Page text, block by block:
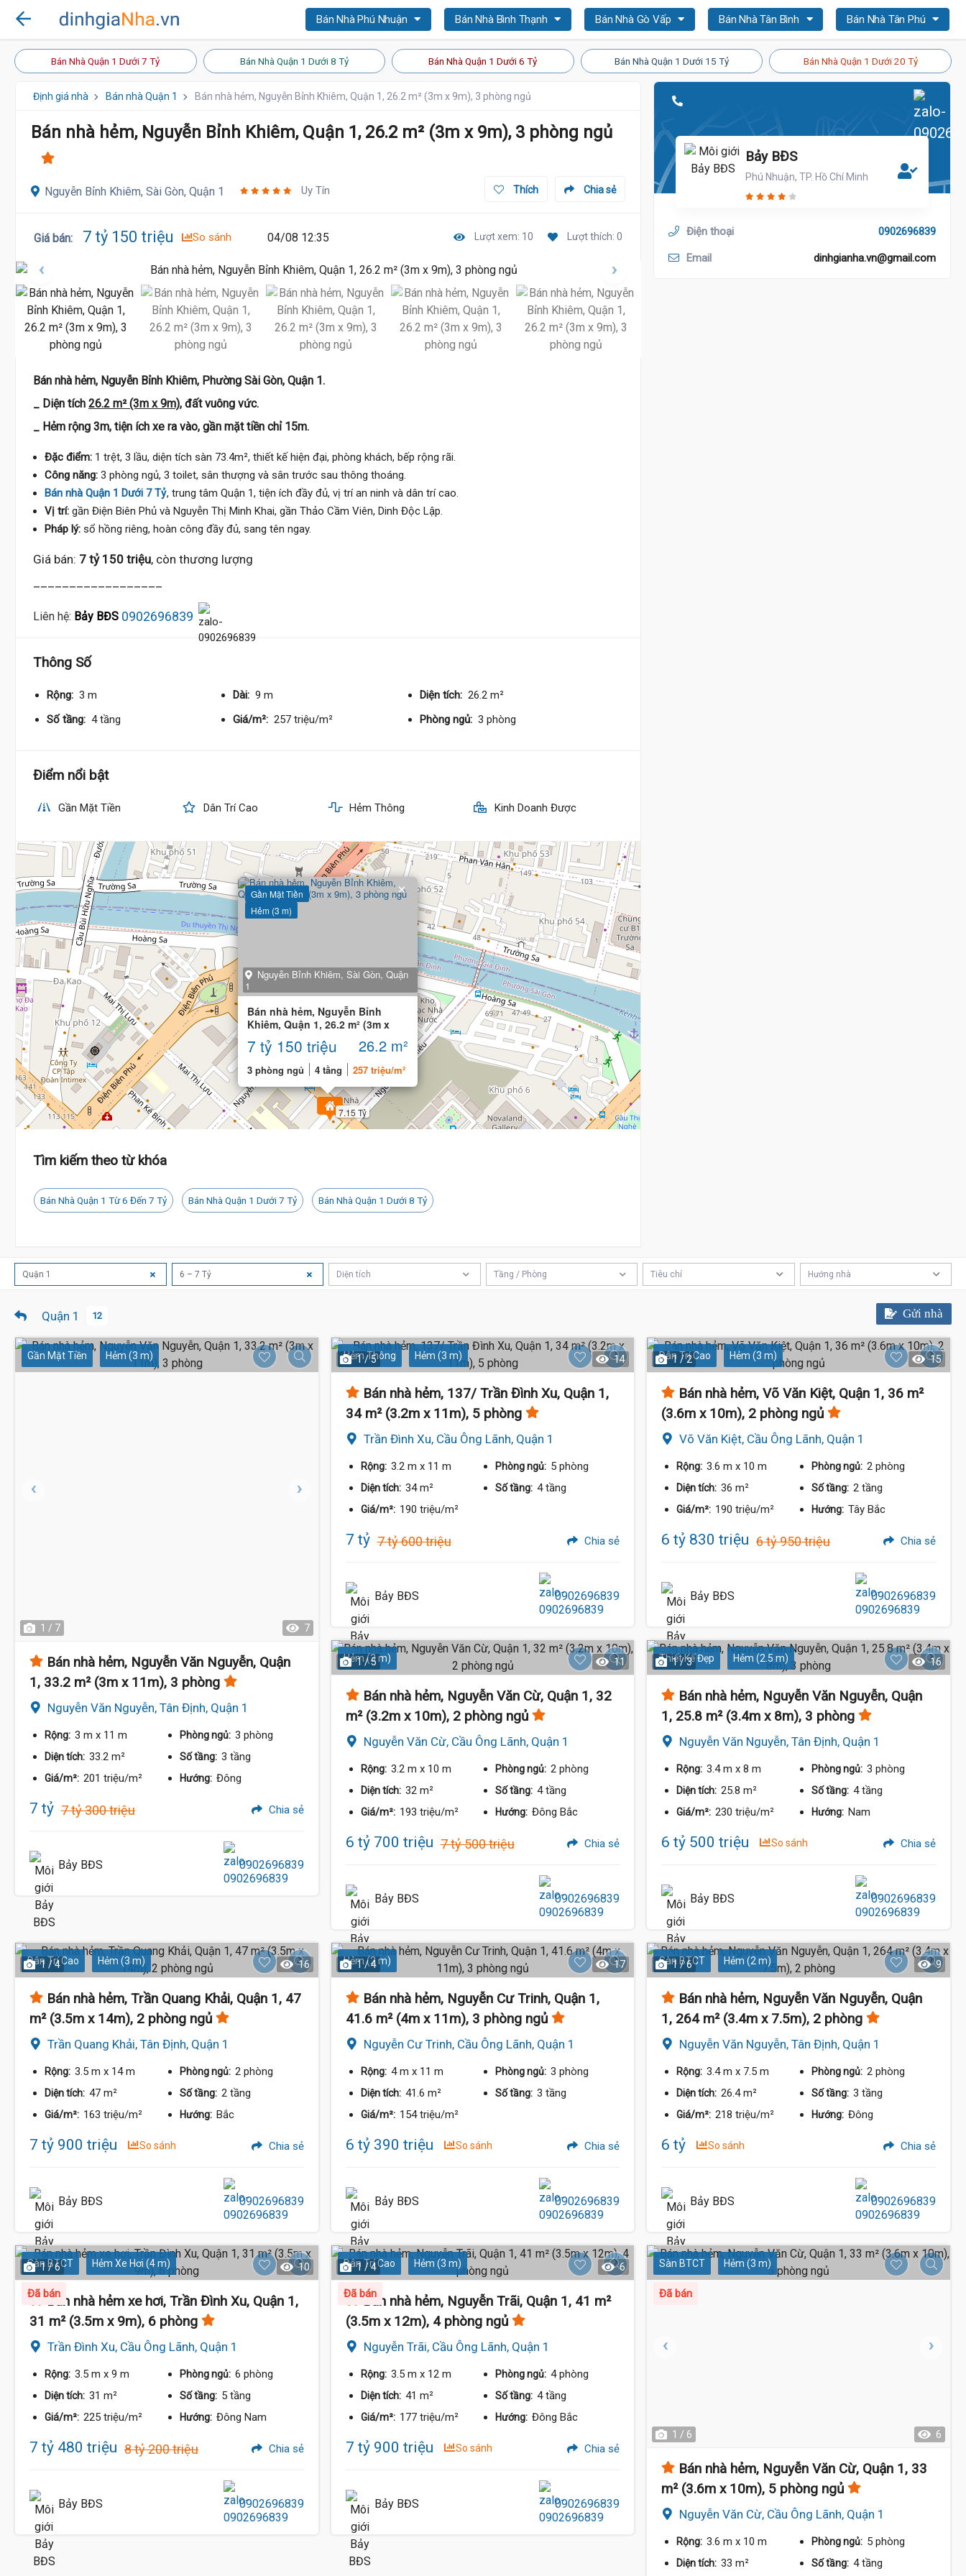
Bán Nhà Phú Nhuận Bán Nhà Bình Thạnh Bán Nhà Gò Vấp Bán Nhà Tân Bình Bán Nhà Tân Phú
Bán Nhà Quận 1 Dưới 7 Tỷ Bán Nhà Quận 1 Dưới 8 Tỷ Bán Nhà Quận 1 Dưới 6 Tỷ Bán Nhà Quận 1 Dưới 15 Tỷ Bán Nhà Quận 1 Dưới 20 Tỷ
Định giá nhà Bán nhà Quận 1 Bán nhà hẻm, Nguyễn Bỉnh Khiêm, Quận 1, 26.2 m² (3m x 9m), 3 phòng ngủ
Bán nhà hẻm, Nguyễn Bỉnh Khiêm, Quận 1, 26.2 m² (3m x 9m), 3 phòng ngủ
Nguyễn Bỉnh Khiêm, Sài Gòn, Quận 1 Uy Tín Chia sẻ
Thích
Giá bán: 7 tỷ 150 triệu So sánh 04/08 12:35 Lượt xem: 10 Lượt thích: 0
Bán nhà hẻm, Nguyễn Bỉnh Khiêm, Phường Sài Gòn, Quận 1.
_ Diện tích 26.2 m² (3m x 9m), đất vuông vức.
_ Hẻm rộng 3m, tiện ích xe ra vào, gần mặt tiền chỉ 15m.
Đặc điểm: 1 trệt, 3 lầu, diện tích sàn 73.4m², thiết kế hiện đại, phòng khách, bếp rộng rãi.
Công năng: 3 phòng ngủ, 3 toilet, sân thượng và sân trước sau thông thoáng.
Bán nhà Quận 1 Dưới 7 Tỷ, trung tâm Quận 1, tiện ích đầy đủ, vị trí an ninh và dân trí cao.
Vị trí: gần Điện Biên Phủ và Nguyễn Thị Minh Khai, gần Thảo Cầm Viên, Dinh Độc Lập.
Pháp lý: sổ hồng riêng, hoàn công đầy đủ, sang tên ngay.
Giá bán: 7 tỷ 150 triệu, còn thương lượng
Liên hệ: Bảy BĐS 0902696839
Thông Số
Rộng: 3 m Dài: 9 m Diện tích: 26.2 m²
Số tầng: 4 tầng Giá/m²: 257 triệu/m² Phòng ngủ: 3 phòng
Điểm nổi bật
Gần Mặt Tiền Dân Trí Cao Hẻm Thông Kinh Doanh Được
7.15 Tỷ
Gần Mặt Tiền
Hẻm (3 m)
Nguyễn Bỉnh Khiêm, Sài Gòn, Quận
1
Bán nhà hẻm, Nguyễn Bỉnh
Khiêm, Quận 1, 26.2 m² (3m x
9m), 3 phòng ngủ
7 tỷ 150 triệu 26.2 m²
3 phòng ngủ 4 tầng 257 triệu/m²
×
Tìm kiếm theo từ khóa
Bán Nhà Quận 1 Từ 6 Đến 7 Tỷ Bán Nhà Quận 1 Dưới 7 Tỷ Bán Nhà Quận 1 Dưới 8 Tỷ
Bảy BĐS
Phú Nhuận, TP. Hồ Chí Minh
Điện thoại 0902696839
Email dinhgianha.vn@gmail.com
Quận 1 6 – 7 Tỷ Diện tích Tầng / Phòng Tiêu chí Hướng nhà
Gửi nhà
Quận 1 12
Gần Mặt Tiền Hẻm (3 m)
1 / 7 7
Bán nhà hẻm, Nguyễn Văn Nguyễn, Quận
1, 33.2 m² (3m x 11m), 3 phòng
Nguyễn Văn Nguyễn, Tân Định, Quận 1
Rộng: 3 m x 11 m Phòng ngủ: 3 phòng
Diện tích: 33.2 m² Số tầng: 3 tầng
Giá/m²: 201 triệu/m² Hướng: Đông
7 tỷ 7 tỷ 300 triệu Chia sẻ
Bảy BĐS 0902696839
Hẻm Thông Hẻm (3 m)
1 / 5 14
Bán nhà hẻm, 137/ Trần Đình Xu, Quận 1,
34 m² (3.2m x 11m), 5 phòng
Trần Đình Xu, Cầu Ông Lãnh, Quận 1
Rộng: 3.2 m x 11 m Phòng ngủ: 5 phòng
Diện tích: 34 m² Số tầng: 4 tầng
Giá/m²: 190 triệu/m²
7 tỷ 7 tỷ 600 triệu Chia sẻ
Bảy BĐS 0902696839
Dân Trí Cao Hẻm (3 m)
1 / 2 15
Bán nhà hẻm, Võ Văn Kiệt, Quận 1, 36 m²
(3.6m x 10m), 2 phòng ngủ
Võ Văn Kiệt, Cầu Ông Lãnh, Quận 1
Rộng: 3.6 m x 10 m Phòng ngủ: 2 phòng
Diện tích: 36 m² Số tầng: 2 tầng
Giá/m²: 190 triệu/m² Hướng: Tây Bắc
6 tỷ 830 triệu 6 tỷ 950 triệu Chia sẻ
Bảy BĐS 0902696839
Hẻm (3 m)
1 / 5 11
Bán nhà hẻm, Nguyễn Văn Cừ, Quận 1, 32
m² (3.2m x 10m), 2 phòng ngủ
Nguyễn Văn Cừ, Cầu Ông Lãnh, Quận 1
Rộng: 3.2 m x 10 m Phòng ngủ: 2 phòng
Diện tích: 32 m² Số tầng: 4 tầng
Giá/m²: 193 triệu/m² Hướng: Đông Bắc
6 tỷ 700 triệu 7 tỷ 500 triệu Chia sẻ
Bảy BĐS 0902696839
Thiết Kế Đẹp Hẻm (2.5 m)
1 / 3 16
Bán nhà hẻm, Nguyễn Văn Nguyễn, Quận
1, 25.8 m² (3.4m x 8m), 3 phòng
Nguyễn Văn Nguyễn, Tân Định, Quận 1
Rộng: 3.4 m x 8 m Phòng ngủ: 3 phòng
Diện tích: 25.8 m² Số tầng: 4 tầng
Giá/m²: 230 triệu/m² Hướng: Nam
6 tỷ 500 triệu So sánh Chia sẻ
Bảy BĐS 0902696839
Dân Trí Cao Hẻm (3 m)
1 / 4 16
Bán nhà hẻm, Trần Quang Khải, Quận 1, 47
m² (3.5m x 14m), 2 phòng ngủ
Trần Quang Khải, Tân Định, Quận 1
Rộng: 3.5 m x 14 m Phòng ngủ: 2 phòng
Diện tích: 47 m² Số tầng: 2 tầng
Giá/m²: 163 triệu/m² Hướng: Bắc
7 tỷ 900 triệu So sánh Chia sẻ
Bảy BĐS 0902696839
Hẻm (2 m)
1 / 4 17
Bán nhà hẻm, Nguyễn Cư Trinh, Quận 1,
41.6 m² (4m x 11m), 3 phòng ngủ
Nguyễn Cư Trinh, Cầu Ông Lãnh, Quận 1
Rộng: 4 m x 11 m Phòng ngủ: 3 phòng
Diện tích: 41.6 m² Số tầng: 3 tầng
Giá/m²: 154 triệu/m²
6 tỷ 390 triệu So sánh Chia sẻ
Bảy BĐS 0902696839
Sàn BTCT Hẻm (2 m)
1 / 6 9
Bán nhà hẻm, Nguyễn Văn Nguyễn, Quận
1, 264 m² (3.4m x 7.5m), 2 phòng
Nguyễn Văn Nguyễn, Tân Định, Quận 1
Rộng: 3.4 m x 7.5 m Phòng ngủ: 2 phòng
Diện tích: 26.4 m² Số tầng: 3 tầng
Giá/m²: 218 triệu/m² Hướng: Đông
6 tỷ So sánh Chia sẻ
Bảy BĐS 0902696839
Sàn BTCT Hẻm Xe Hơi (4 m)
Đã bán
1 / 6 10
Bán nhà hẻm xe hơi, Trần Đình Xu, Quận 1,
31 m² (3.5m x 9m), 6 phòng
Trần Đình Xu, Cầu Ông Lãnh, Quận 1
Rộng: 3.5 m x 9 m Phòng ngủ: 6 phòng
Diện tích: 31 m² Số tầng: 5 tầng
Giá/m²: 225 triệu/m² Hướng: Đông Nam
7 tỷ 480 triệu 8 tỷ 200 triệu Chia sẻ
Bảy BĐS 0902696839
Dân Trí Cao Hẻm (3 m)
Đã bán
1 / 4 6
Bán nhà hẻm, Nguyễn Trãi, Quận 1, 41 m²
(3.5m x 12m), 4 phòng ngủ
Nguyễn Trãi, Cầu Ông Lãnh, Quận 1
Rộng: 3.5 m x 12 m Phòng ngủ: 4 phòng
Diện tích: 41 m² Số tầng: 4 tầng
Giá/m²: 177 triệu/m² Hướng: Đông Bắc
7 tỷ 900 triệu So sánh Chia sẻ
Bảy BĐS 0902696839
Sàn BTCT Hẻm (3 m)
Đã bán
1 / 6 6
Bán nhà hẻm, Nguyễn Văn Cừ, Quận 1, 33
m² (3.6m x 10m), 5 phòng ngủ
Nguyễn Văn Cừ, Cầu Ông Lãnh, Quận 1
Rộng: 3.6 m x 10 m Phòng ngủ: 5 phòng
Diện tích: 33 m² Số tầng: 4 tầng